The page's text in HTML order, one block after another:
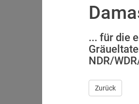
... für die
NDR/
Zurück